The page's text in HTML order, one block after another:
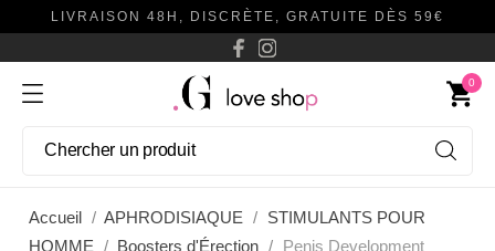
LIVRAISON 48H, DISCRÈTE, GRATUITE DÈS 59€
shopping_cart
0
Accueil APHRODISIAQUE
STIMULANTS POUR
HOMME
Boosters d'Érection
Penis Development